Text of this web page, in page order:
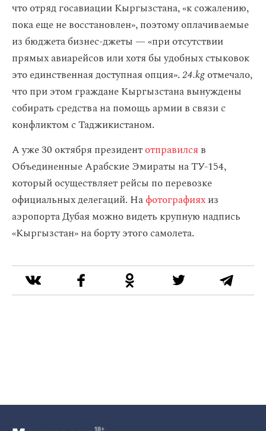
что отряд госавиации Кыргызстана, «к сожалению,
пока еще не восстановлен», поэтому оплачиваемые
из бюджета бизнес-джеты — «при отсутствии
прямых авиарейсов или хотя бы удобных стыковок
это единственная доступная опция».24.kgотмечало,
что при этом граждане Кыргызстана вынуждены
собирать средства на помощь армии в связи с
конфликтом с Таджикистаном.
А уже 30 октября президентотправился в
Объединенные Арабские Эмираты на ТУ-154,
который осуществляет рейсы по перевозке
официальных делегаций. Нафотографияхиз
аэропорта Дубая можно видеть крупную надпись
«Кыргызстан» на борту этого самолета.